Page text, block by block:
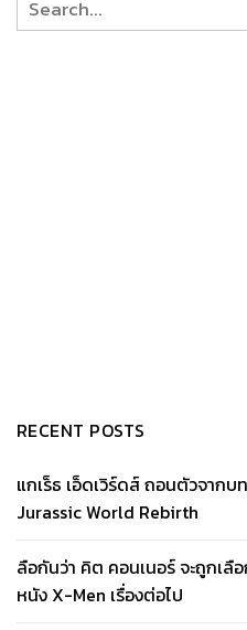
RECENT POSTS
แกเร็ธ เอ็ดเวิร์ดส์ ถอนตัวจาก
Jurassic World Rebirth
ลือกันว่า คิต คอนเนอร์ จะถูกเลื
หนัง X-Men เรื่องต่อไป